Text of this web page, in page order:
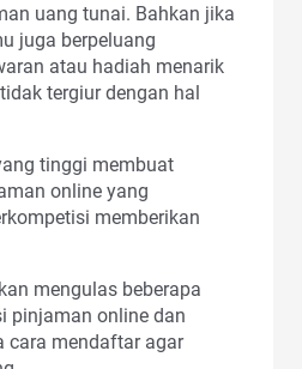
uang tunai. Bahkan jika
juga berpeluang
atau hadiah menarik
tergiur dengan hal
tinggi membuat
online yang
memberikan
mengulas beberapa
pinjaman online dan
cara mendaftar agar